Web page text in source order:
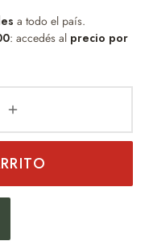
o reuniones al
a todo el país.
: accedés al precio por